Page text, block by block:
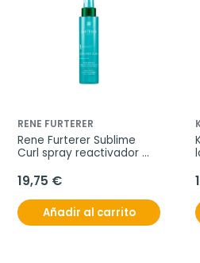
RENE FURTERER
Rene Furterer Sublime
Curl spray reactivador
19,75 €
Añadir al carrito